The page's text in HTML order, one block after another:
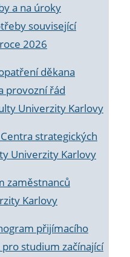
a na úroky
související
2026
děkana
provozní řád
Univerzity Karlovy
strategických
Univerzity Karlovy
zaměstnanců
Karlovy
přijímacího
pro studium začínající